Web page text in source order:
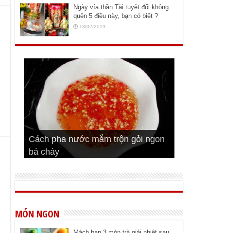
Ngày vía thần Tài tuyệt đối không
quên 5 điều này, bạn có biết ?
13/02/2019
Cách pha nước mắm trộn gỏi ngon
bá cháy
Bí quyết để chiên đậu hũ giòn ngon
Cách ướp sườn non nướng ngon
đúng vị
Cách ướp thịt heo chiên ngon mềm
Bật mí cách ướp sườn cơm tấm
ngon
MÓN NGON